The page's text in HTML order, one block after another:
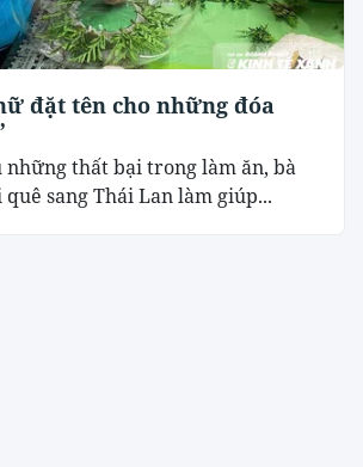
đặt tên cho những đóa
những thất bại trong làm ăn, bà
sang Thái Lan làm giúp...